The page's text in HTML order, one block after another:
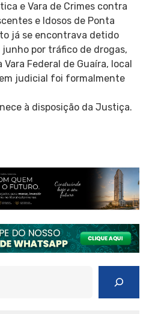
e Vara de Crimes contra
e Idosos de Ponta
já se encontrava detido
junho por tráfico de drogas,
Federal de Guaíra, local
judicial foi formalmente
à disposição da Justiça.